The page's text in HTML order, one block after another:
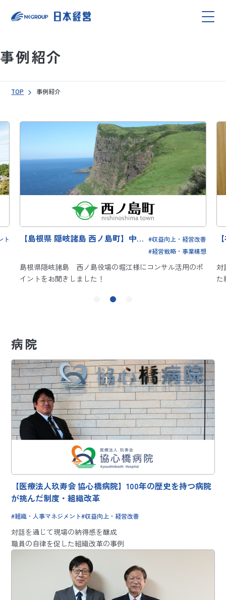
事例紹介
TOP 事例紹介
経営改善
用のポ
【社会福祉法人 和悦会】制度を作
って終わりにしない。現場で生き
る人事制度の構築と運用支援
収益向上・経営改
経営戦略・事業構
対話を通じて現場の納得感を醸成<br /> 職員の自律を促
た組織改革の事例
病院
【医療法人玖寿会 協心橋病院】100年の歴史を持つ病院
が挑んだ制度・組織改革
組織・人事マネジメント 収益向上・経営改善
対話を通じて現場の納得感を醸成
職員の自律を促した組織改革の事例